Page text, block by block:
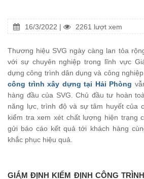
16/3/2022 | 2261 lượt xem
Thương hiệu SVG ngày càng lan tỏa
với sự chuyên nghiệp trong lĩnh vực
dựng công trình dân dụng và công
công trình xây dựng tại Hải Phòng
hàng đầu của SVG. Chủ đầu tư hoàn
năng lực, trình độ và sự tâm huyết của
kiểm tra xem xét chất lượng hiện trạng
gửi báo cáo kết quả tới khách hàng
khắc phục hiệu quả.
GIÁM ĐỊNH KIỂM ĐỊNH CÔNG